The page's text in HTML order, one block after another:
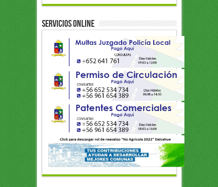
Servicios Online